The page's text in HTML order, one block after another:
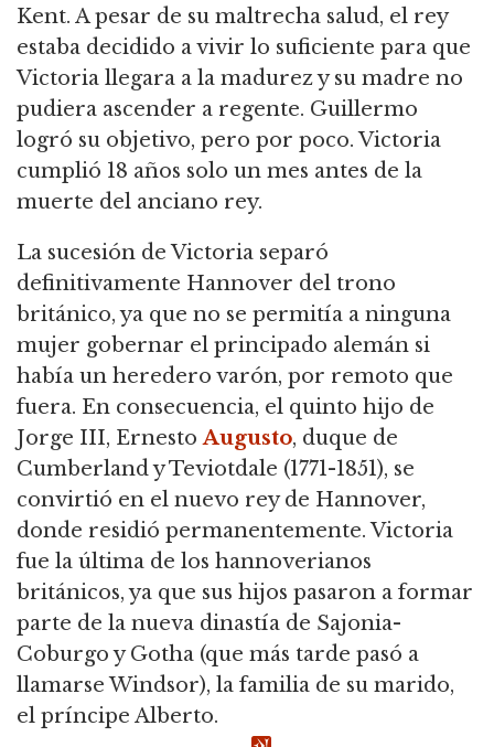
Kent. A pesar de su maltrecha salud, el rey
estaba decidido a vivir lo suficiente para que
Victoria llegara a la madurez y su madre no
pudiera ascender a regente. Guillermo
logró su objetivo, pero por poco. Victoria
cumplió 18 años solo un mes antes de la
muerte del anciano rey.
La sucesión de Victoria separó
definitivamente Hannover del trono
británico, ya que no se permitía a ninguna
mujer gobernar el principado alemán si
había un heredero varón, por remoto que
fuera. En consecuencia, el quinto hijo de
Jorge III, ErnestoAugusto, duque de
Cumberland y Teviotdale (1771-1851), se
convirtió en el nuevo rey de Hannover,
donde residió permanentemente. Victoria
fue la última de los hannoverianos
británicos, ya que sus hijos pasaron a formar
parte de la nueva dinastía de Sajonia-
Coburgo y Gotha (que más tarde pasó a
llamarse Windsor), la familia de su marido,
el príncipe Alberto.